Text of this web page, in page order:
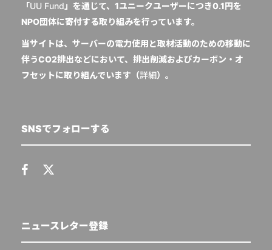
「UU Fund 」を通じて、1ユニークユーザーにつき0.1円を
NPO団体に寄付する取り組みを行っています。
当サイトは、サーバーの電力使用と取材活動のための移動に
伴うCO2排出などにおいて、排出削減およびカーボン・オ
フセットに取り組んでいます（詳細）。
SNSでフォローする
ニュースレター登録